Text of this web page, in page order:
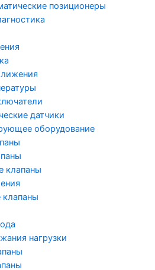
позиционеры
датчики
оборудование
клапаны
нагрузки